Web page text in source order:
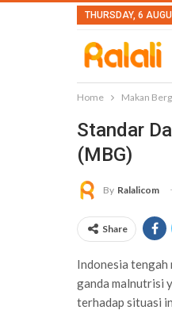
THURSDAY, 6
Home Makan
Standar
(MBG)
By Ralalicom
Share
Indonesia tengah
ganda malnutrisi
terhadap situasi